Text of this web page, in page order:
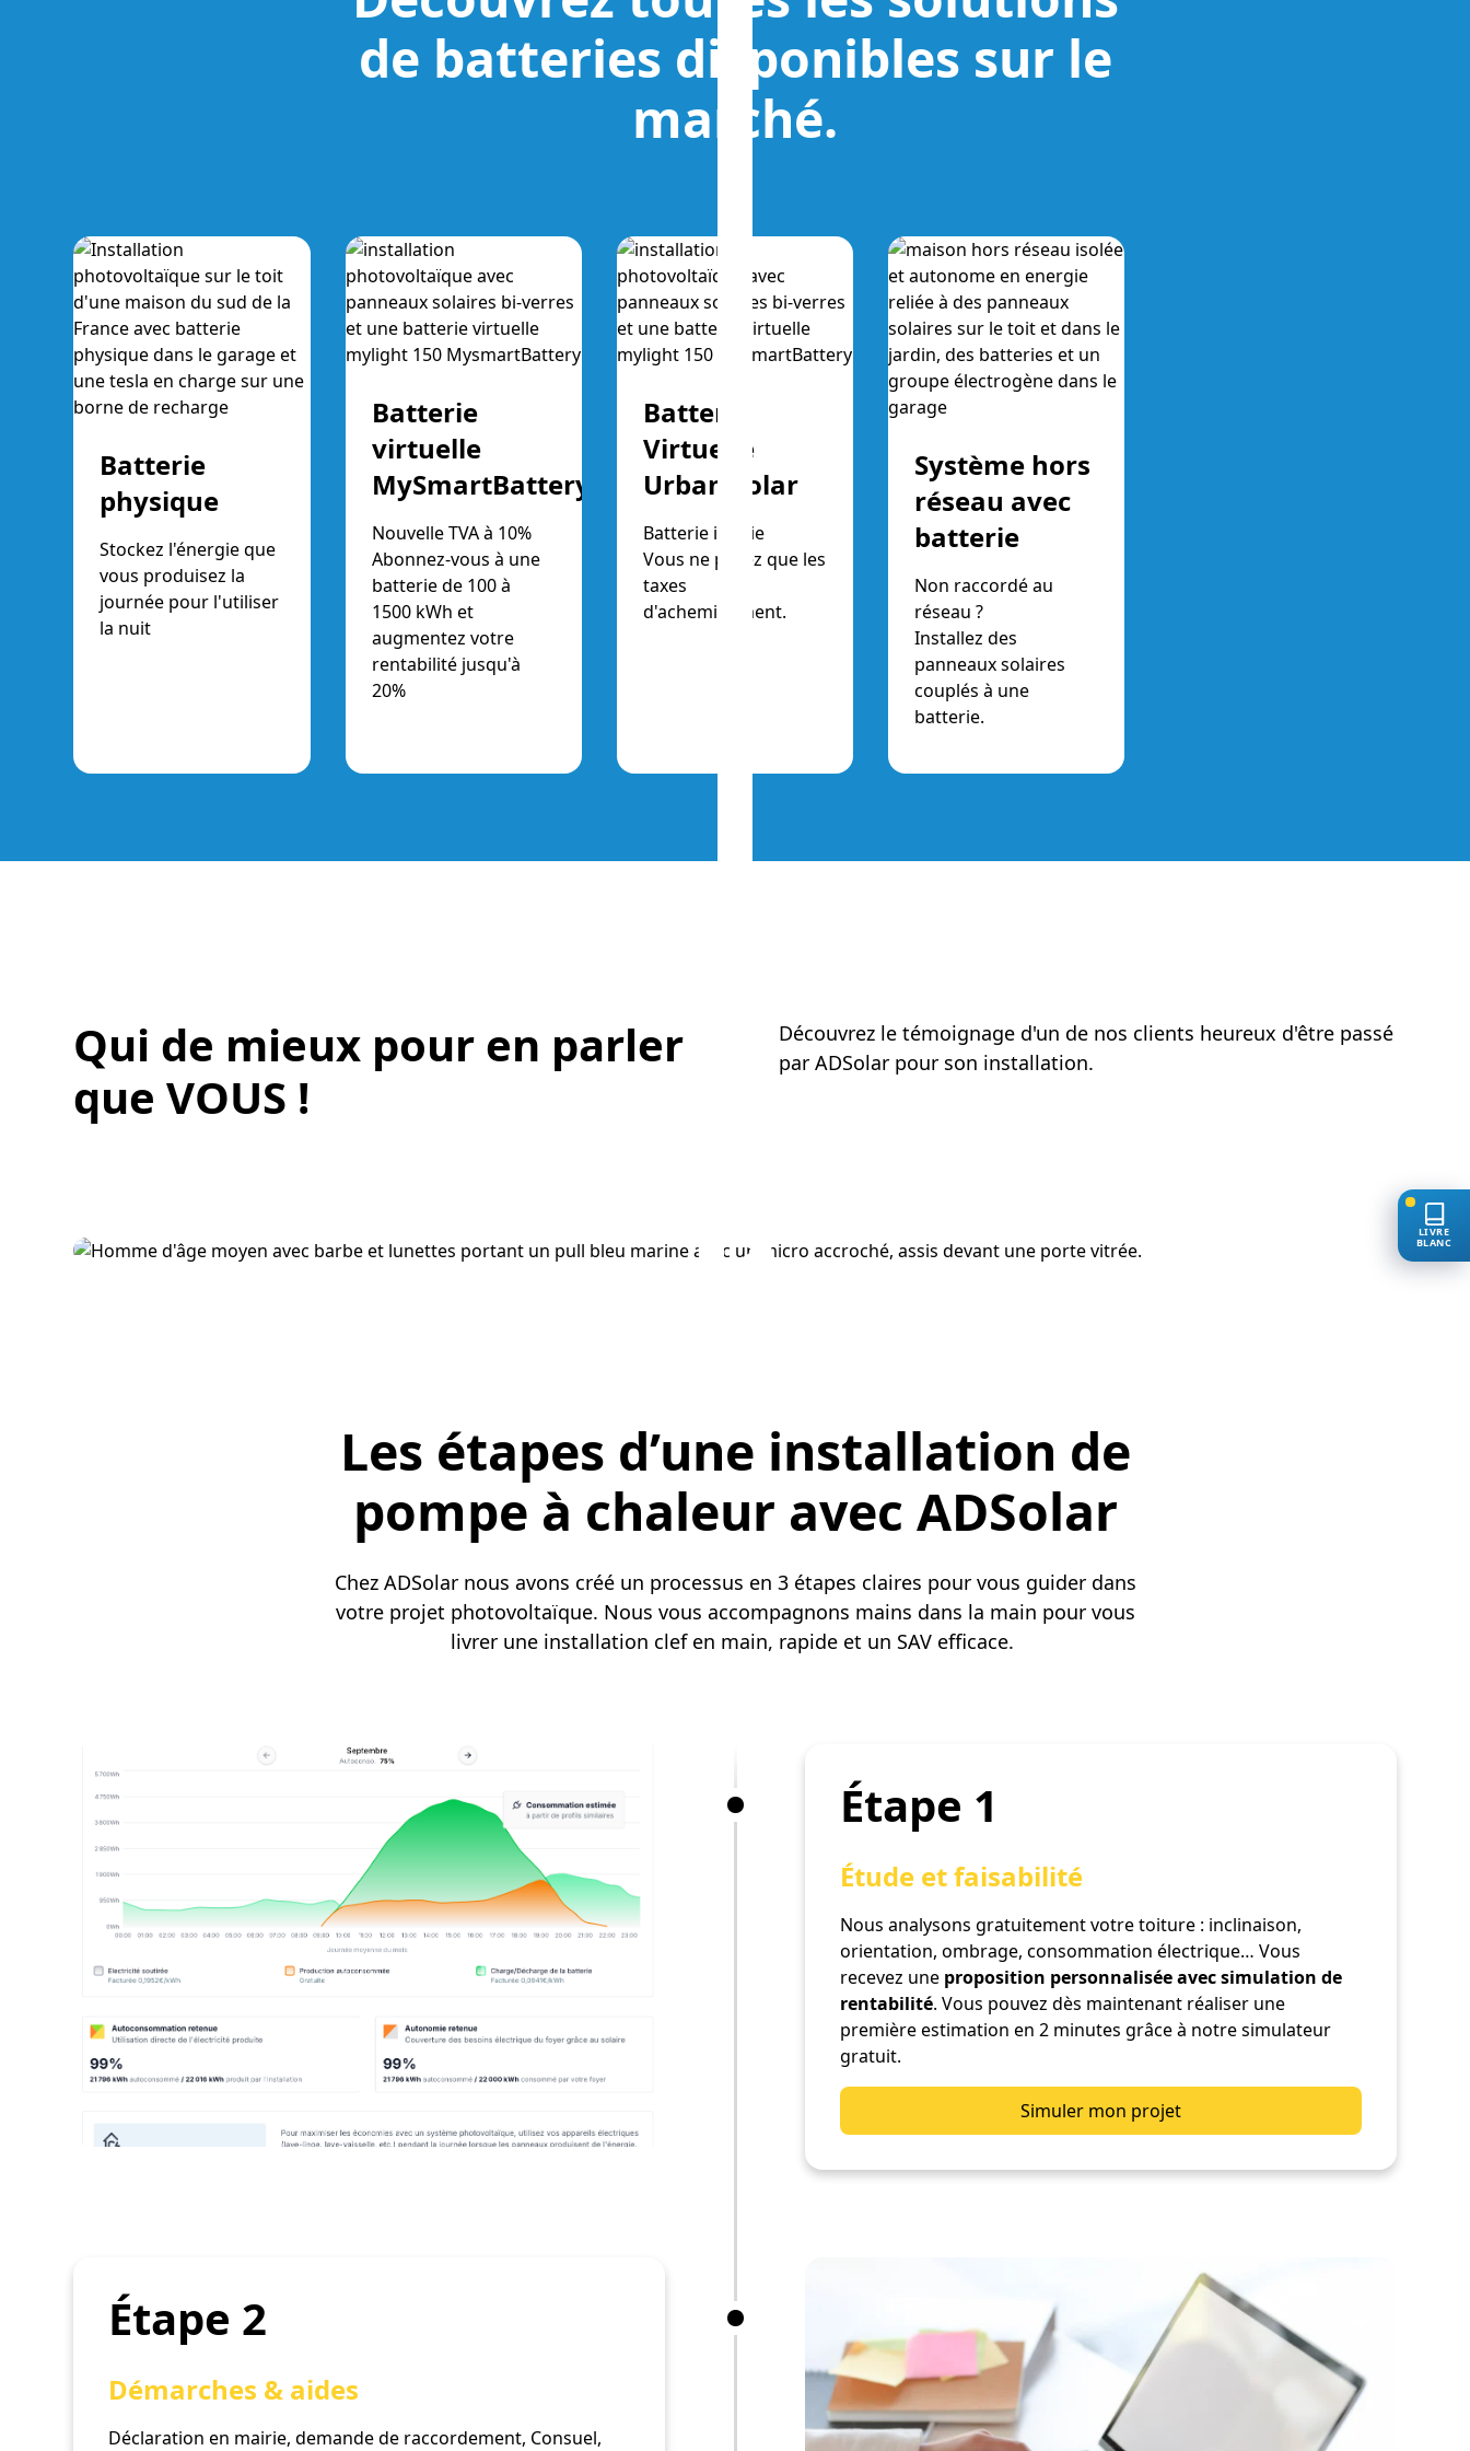
de batteries disponibles sur le
marché.
Batterie
physique
Stockez l'énergie que
vous produisez la
journée pour l'utiliser
la nuit
Batterie
virtuelle
MySmartBattery
Nouvelle TVA à 10%
Abonnez-vous à une
batterie de 100 à
1500 kWh et
augmentez votre
rentabilité jusqu'à
20%
Batterie
Virtuelle
Urban Solar
Batterie infinie
Vous ne payez que les
taxes
d'acheminement.
Système hors
réseau avec
batterie
Non raccordé au
réseau ?
Installez des
panneaux solaires
couplés à une
batterie.
Qui de mieux pour en parler
que VOUS !
Découvrez le témoignage d'un de nos clients heureux d'être passé
par ADSolar pour son installation.
Les étapes d’une installation de
pompe à chaleur avec ADSolar
Chez ADSolar nous avons créé un processus en 3 étapes claires pour vous guider dans
votre projet photovoltaïque. Nous vous accompagnons mains dans la main pour vous
livrer une installation clef en main, rapide et un SAV efficace.
Étape 1
Étude et faisabilité
Nous analysons gratuitement votre toiture : inclinaison,
orientation, ombrage, consommation électrique… Vous
recevez une proposition personnalisée avec simulation de
rentabilité. Vous pouvez dès maintenant réaliser une
première estimation en 2 minutes grâce à notre simulateur
gratuit.
Simuler mon projet
Étape 2
Démarches & aides
Déclaration en mairie, demande de raccordement, Consuel,
LIVRE
BLANC